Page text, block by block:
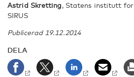
Astrid Skretting, Statens institutt
SIRUS
Publicerad 19.12.2014
DELA